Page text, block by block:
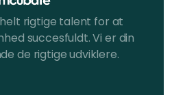
rigtige talent for at
succesfuldt. Vi er din
de rigtige udviklere.